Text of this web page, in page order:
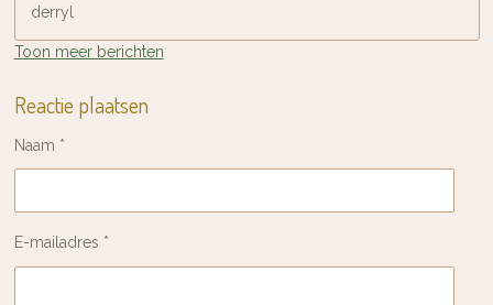
derryl
Toon meer berichten
Reactie plaatsen
Naam *
E-mailadres *